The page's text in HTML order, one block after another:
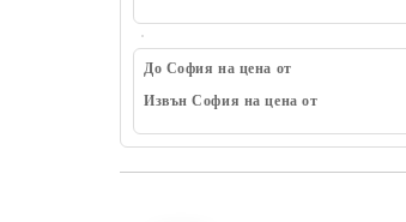
До София на цена от
Извън София на цена от